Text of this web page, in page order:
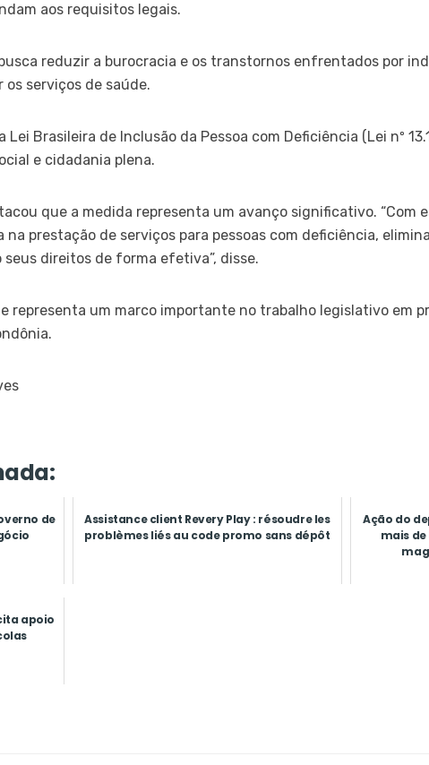
aos requisitos legais.
reduzir a burocracia e os transtornos enfrentados por
serviços de saúde.
Brasileira de Inclusão da Pessoa com Deficiência (Lei nº
e cidadania plena.
que a medida representa um avanço significativo. “Com
prestação de serviços para pessoas com deficiência,
direitos de forma efetiva”, disse.
representa um marco importante no trabalho legislativo em
de
Assistance client Revery Play : résoudre les
problèmes liés au code promo sans dépôt
Ação do
mais
apoio